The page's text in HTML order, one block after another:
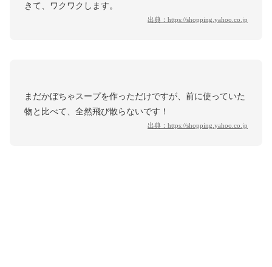
きて、ワクワクします。
出典： https://shopping.yahoo.co.jp
まだかぼちゃスープを作っただけですが、前に使っていた
物と比べて、全然飛び散らないです！
出典： https://shopping.yahoo.co.jp